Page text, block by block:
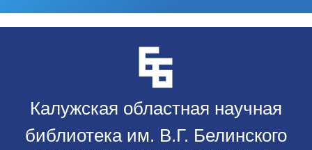
Калужская областная научная
библиотека им. В.Г. Белинского